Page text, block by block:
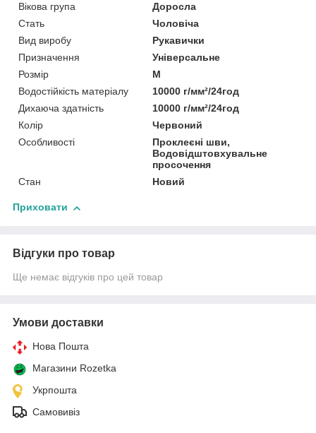
Вікова група
Доросла
Стать
Чоловіча
Вид виробу
Рукавички
Призначення
Універсальне
Розмір
M
Водостійкість матеріалу
10000 г/мм²/24год
Дихаюча здатність
10000 г/мм²/24год
Колір
Червоний
Особливості
Проклеєні шви,
Водовідштовхувальне
просочення
Стан
Новий
Приховати
Відгуки про товар
Ще немає відгуків про цей товар
Умови доставки
Нова Пошта
Магазини Rozetka
Укрпошта
Самовивіз